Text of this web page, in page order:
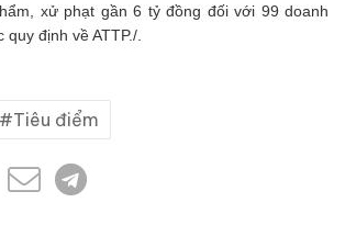
xử phạt gần 6 tỷ đồng đối với 99 doanh
định về ATTP./.
Tiêu điểm